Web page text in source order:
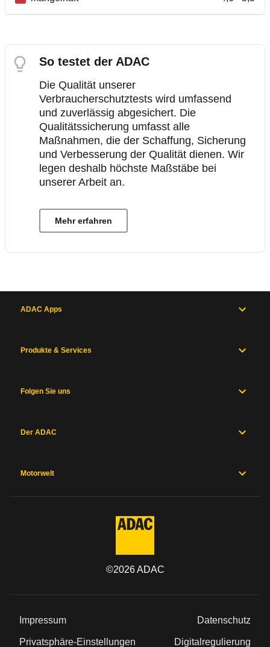
So testet der ADAC
Die Qualität unserer
Verbraucherschutztests wird umfassend
und zuverlässig abgesichert. Die
Qualitätssicherung umfasst alle
Maßnahmen, die der Schaffung, Sicherung
und Verbesserung der Qualität dienen. Wir
legen deshalb höchste Maßstäbe bei
unserer Arbeit an.
Mehr erfahren
ADAC Apps
Produkte & Services
Folgen Sie uns
Der ADAC
Motorwelt
©2026ADAC
Impressum Datenschutz
Privatsphäre-Einstellungen Digitalregulierung